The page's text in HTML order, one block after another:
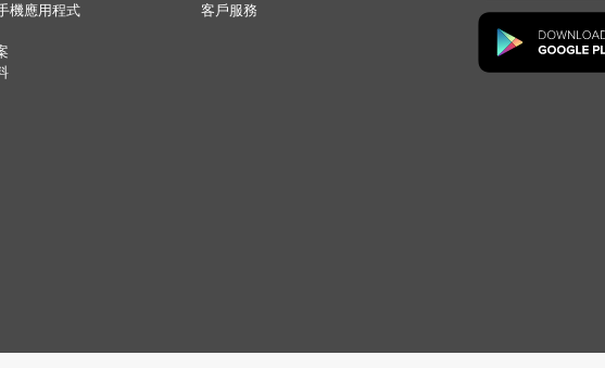
機應用程式
客戶服務